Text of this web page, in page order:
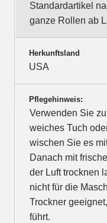
Standardartikel
ganze Rollen ab
Herkunftsland
USA
Pflegehinweis:
Verwenden Sie
weiches Tuch
wischen Sie es
Danach mit
der Luft trocknen
nicht für die
Trockner
führt.